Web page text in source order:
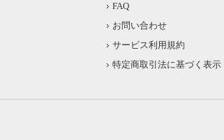
FAQ
お問い合わせ
サービス利用規約
特定商取引法に基づく表示